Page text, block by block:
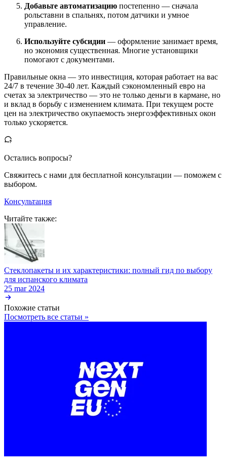
Добавьте автоматизацию постепенно — сначала
рольставни в спальнях, потом датчики и умное
управление.
Используйте субсидии — оформление занимает время,
но экономия существенная. Многие установщики
помогают с документами.
Правильные окна — это инвестиция, которая работает на вас
24/7 в течение 30-40 лет. Каждый сэкономленный евро на
счетах за электричество — это не только деньги в кармане, но
и вклад в борьбу с изменением климата. При текущем росте
цен на электричество окупаемость энергоэффективных окон
только ускоряется.
Остались вопросы?
Свяжитесь с нами для бесплатной консультации — поможем с
выбором.
Консультация
Читайте также:
Стеклопакеты и их характеристики: полный гид по выбору
для испанского климата
25 mar 2024
Похожие статьи
Посмотреть все статьи »